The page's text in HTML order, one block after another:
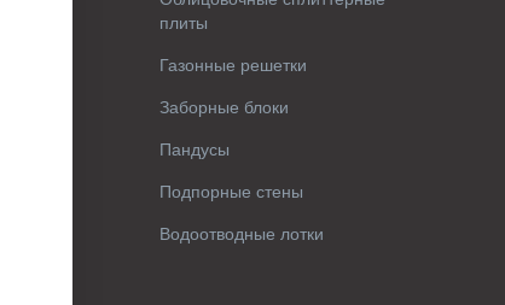
плиты
Газонные решетки
Заборные блоки
Пандусы
Подпорные стены
Водоотводные лотки